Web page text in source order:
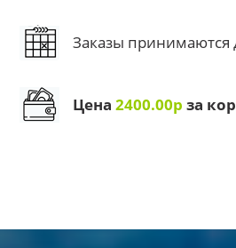
Заказы принимаются
Цена2400.00р за